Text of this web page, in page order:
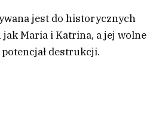
jest do historycznych
Maria i Katrina, a jej wolne
destrukcji.